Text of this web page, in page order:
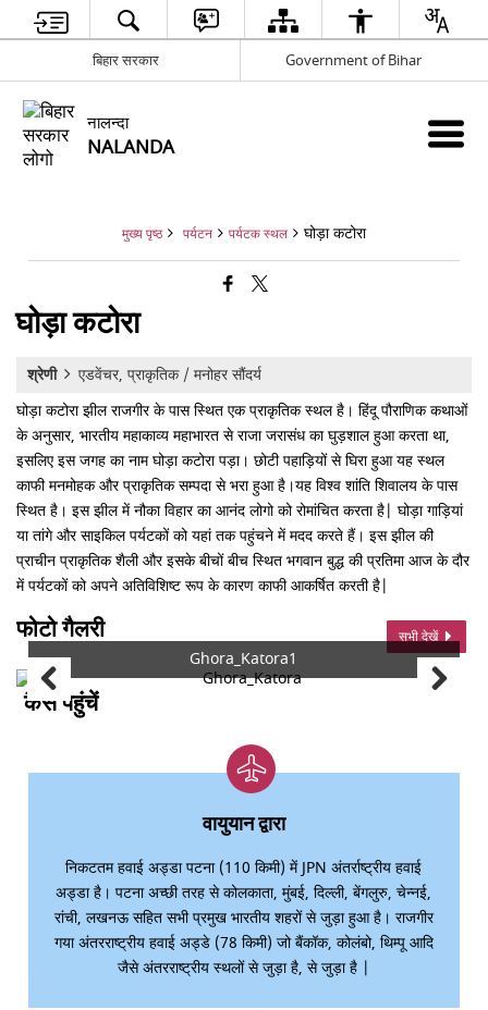
बिहार सरकार Government of Bihar
नालन्दा
NALANDA
मुख्य पृष्ठ पर्यटन पर्यटक स्थल घोड़ा कटोरा
घोड़ा कटोरा
श्रेणी
एडवेंचर, प्राकृतिक / मनोहर सौंदर्य
घोड़ा कटोरा झील राजगीर के पास स्थित एक प्राकृतिक स्थल है। हिंदू पौराणिक कथाओं
के अनुसार, भारतीय महाकाव्य महाभारत से राजा जरासंध का घुड़शाल हुआ करता था,
इसलिए इस जगह का नाम घोड़ा कटोरा पड़ा। छोटी पहाड़ियों से घिरा हुआ यह स्थल
काफी मनमोहक और प्राकृतिक सम्पदा से भरा हुआ है।यह विश्व शांति शिवालय के पास
स्थित है। इस झील में नौका विहार का आनंद लोगो को रोमांचित करता है| घोड़ा गाड़ियां
या तांगे और साइकिल पर्यटकों को यहां तक पहुंचने में मदद करते हैं। इस झील की
प्राचीन प्राकृतिक शैली और इसके बीचों बीच स्थित भगवान बुद्ध की प्रतिमा आज के दौर
में पर्यटकों को अपने अतिविशिष्ट रूप के कारण काफी आकर्षित करती है|
फोटो गैलरी सभी देखें
Ghora_Katora1
कैसे पहुंचें
वायुयान द्वारा
निकटतम हवाई अड्डा पटना (110 किमी) में JPN अंतर्राष्ट्रीय हवाई
अड्डा है। पटना अच्छी तरह से कोलकाता, मुंबई, दिल्ली, बेंगलुरु, चेन्नई,
रांची, लखनऊ सहित सभी प्रमुख भारतीय शहरों से जुड़ा हुआ है। राजगीर
गया अंतरराष्ट्रीय हवाई अड्डे (78 किमी) जो बैंकॉक, कोलंबो, थिम्पू आदि
जैसे अंतरराष्ट्रीय स्थलों से जुड़ा है, से जुड़ा है |